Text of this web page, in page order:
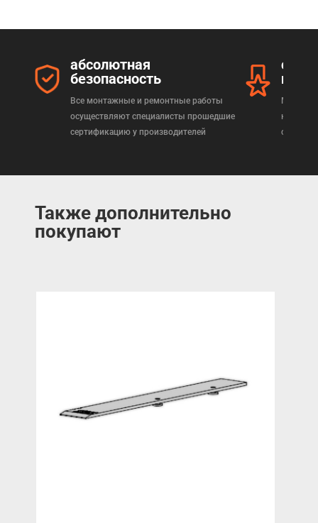
абсолютная
безопасность
Все монтажные и ремонтные работы
осуществляют специалисты прошедшие
сертификацию у производителей
Мы
Также дополнительно
покупают